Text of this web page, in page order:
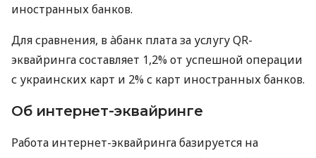
иностранных банков.
Для сравнения, в àбанк плата за услугу QR-
эквайринга составляет 1,2% от успешной операции
с украинских карт и 2% с карт иностранных банков.
Об интернет-эквайринге
Работа интернет-эквайринга базируется на